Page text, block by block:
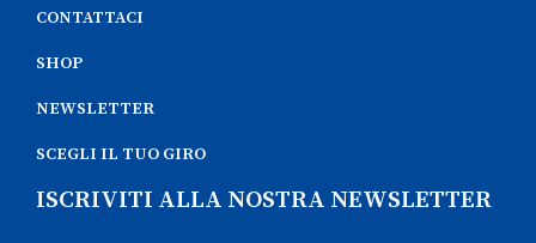
CONTATTACI
SHOP
NEWSLETTER
SCEGLI IL TUO GIRO
ISCRIVITI ALLA NOSTRA NEWSLETTER